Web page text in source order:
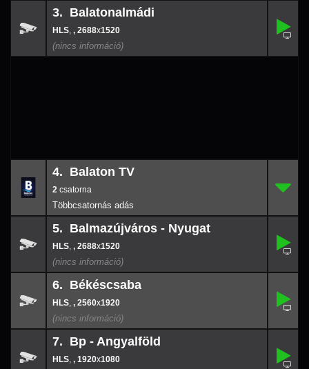
3. Balatonalmádi
, , 2688x1520
,
2688x
4. Balaton TV
2
5. Balmazújváros - Nyugat
, , 2688x1520
,
2688x
6. Békéscsaba
, , 2560x1920
,
2560x
7. Bp - Angyalföld
, , 1920x1080
,
1920x